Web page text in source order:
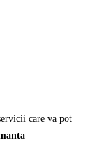
care va pot